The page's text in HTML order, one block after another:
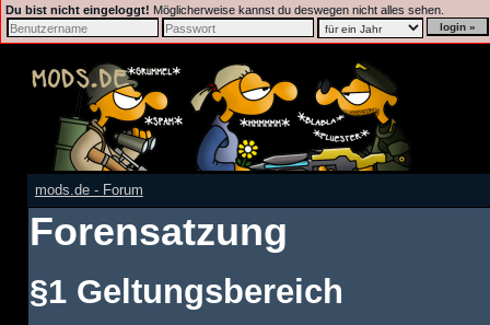
Du bist nicht eingeloggt! Möglicherweise kannst du deswegen nicht alles sehen.
mods.de - Forum
Forensatzung
§1 Geltungsbereich